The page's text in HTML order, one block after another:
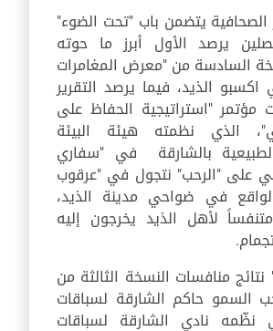
الصحافية يتضمن باب "تحت الضوء"
يرصد الأول أبرز ما حوته
السادسة من "معرض المغامرات
اكسبو الذيد، فيما يرصد التقرير
مؤتمر "استراتيجية الحفاظ على
الذي نظمته هيئة البيئة
بالشارقة في "سفاري
على "الرحب" نتجول في "عرقوب
في ضواحي مدينة الذيد،
لأهل الذيد يخرجون إليه
منافسات النسخة الثالثة من
السمو حاكم الشارقة لسباقات
نظّمه نادي الشارقة لسباقات